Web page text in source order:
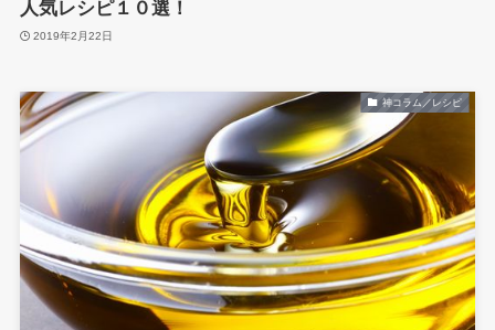
人気レシピ１０選！
2019年2月22日
神コラム／レシピ